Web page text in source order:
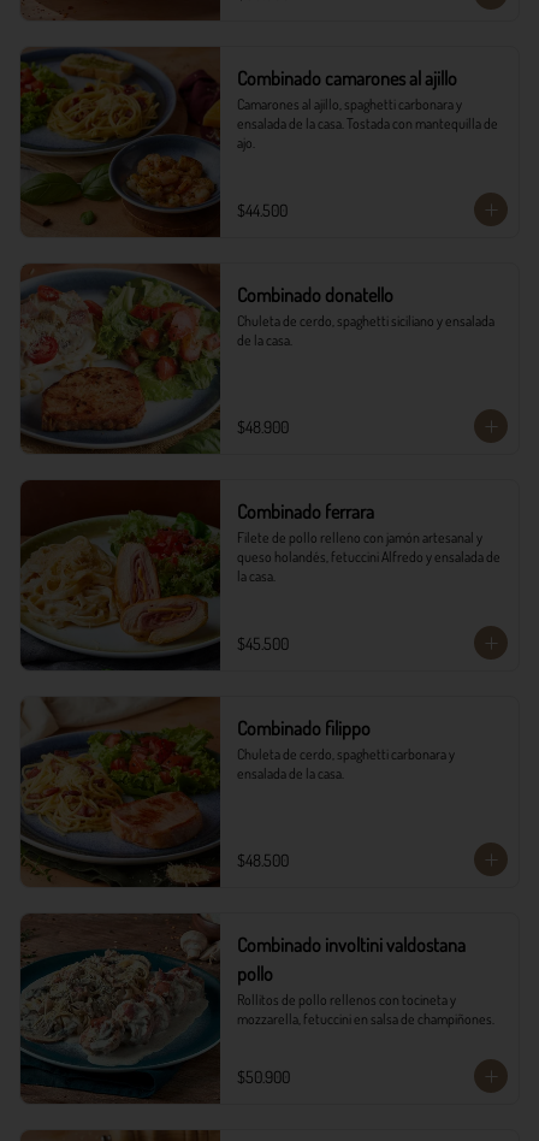
Combinado camarones al ajillo
Camarones al ajillo, spaghetti carbonara y
ensalada de la casa. Tostada con mantequilla de
ajo.
$44.500
Combinado donatello
Chuleta de cerdo, spaghetti siciliano y ensalada
de la casa.
$48.900
Combinado ferrara
Filete de pollo relleno con jamón artesanal y
queso holandés, fetuccini Alfredo y ensalada de
la casa.
$45.500
Combinado filippo
Chuleta de cerdo, spaghetti carbonara y
ensalada de la casa.
$48.500
Combinado involtini valdostana
pollo
Rollitos de pollo rellenos con tocineta y
mozzarella, fetuccini en salsa de champiñones.
$50.900